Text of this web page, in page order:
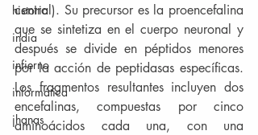
historia
india
infierno
informática
jhanas
central). Su precursor es la proencefalina
que se sintetiza en el cuerpo neuronal y
después se divide en péptidos menores
por la acción de peptidasas específicas.
Los fragmentos resultantes incluyen dos
encefalinas, compuestas por cinco
aminoácidos cada una, con una